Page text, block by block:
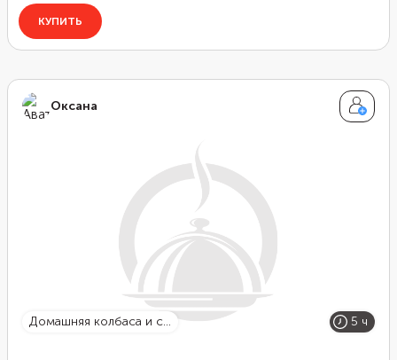
Оксана
домашняя колбаса и с... 5 ч